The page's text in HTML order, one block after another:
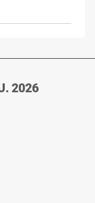
2026